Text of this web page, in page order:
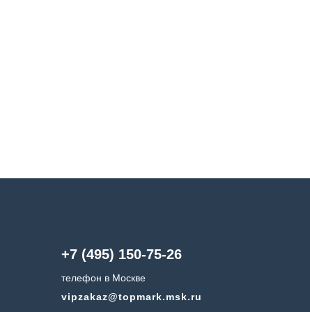
+7 (495) 150-75-26
телефон в Москве
vipzakaz@topmark.msk.ru